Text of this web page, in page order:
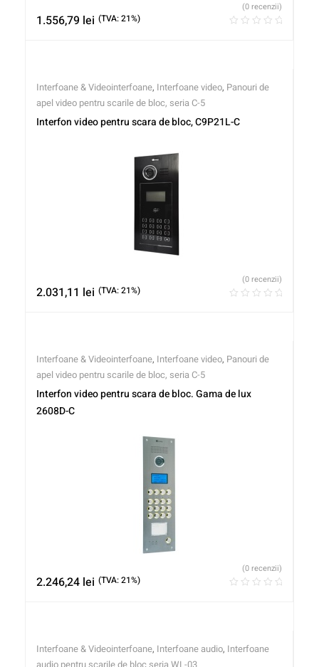
1.556,79 lei (TVA: 21%)
(0 recenzii)
Interfoane & Videointerfoane, Interfoane video, Panouri de
apel video pentru scarile de bloc, seria C-5
Interfon video pentru scara de bloc, C9P21L-C
2.031,11 lei (TVA: 21%)
(0 recenzii)
Interfoane & Videointerfoane, Interfoane video, Panouri de
apel video pentru scarile de bloc, seria C-5
Interfon video pentru scara de bloc. Gama de lux
2608D-C
2.246,24 lei (TVA: 21%)
(0 recenzii)
Interfoane & Videointerfoane, Interfoane audio, Interfoane